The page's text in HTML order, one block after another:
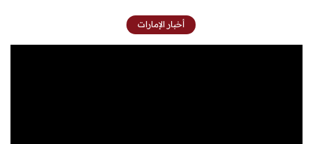
أخبار الإمارات